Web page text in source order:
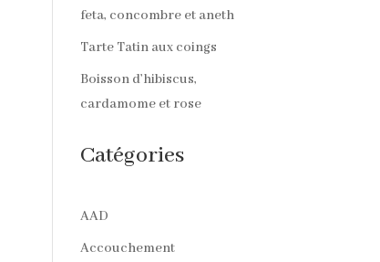
feta, concombre et aneth
Tarte Tatin aux coings
Boisson d’hibiscus,
cardamome et rose
Catégories
AAD
Accouchement